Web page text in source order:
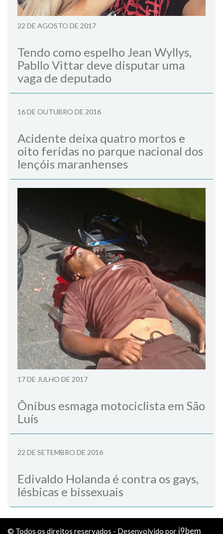
22 DE AGOSTO DE 2017
Tendo como espelho Jean Wyllys,
Pabllo Vittar deve disputar uma
vaga de deputado
16 DE OUTUBRO DE 2016
Acidente deixa quatro mortos e
oito feridas no parque nacional dos
lençóis maranhenses
17 DE JULHO DE 2017
Ônibus esmaga motociclista em São
Luís
22 DE SETEMBRO DE 2016
Edivaldo Holanda é contra os gays,
lésbicas e bissexuais
© Todos os direitos reservados - Desenvolvido por i9bem